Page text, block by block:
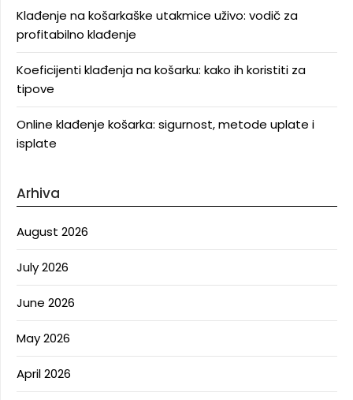
Klađenje na košarkaške utakmice uživo: vodič za
profitabilno klađenje
Koeficijenti klađenja na košarku: kako ih koristiti za
tipove
Online klađenje košarka: sigurnost, metode uplate i
isplate
Arhiva
August 2026
July 2026
June 2026
May 2026
April 2026